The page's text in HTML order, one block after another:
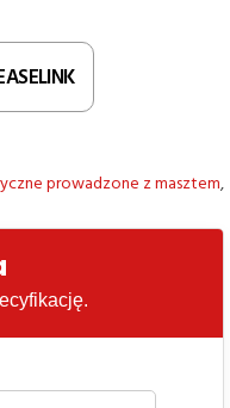
prowadzone z masztem,